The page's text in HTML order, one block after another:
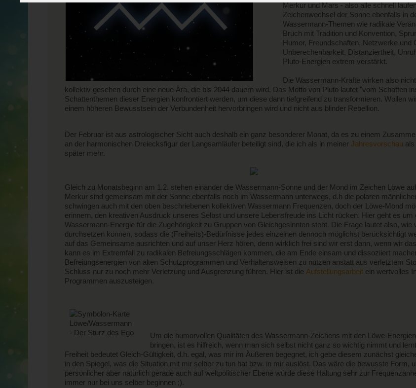
Merkur und Mars - also alle schnell
Zeichenwechsel der Sonne ebenfalls in
Wassermann-Themen wie radikale
Bruch mit Tradition und Konvention,
Humor, Freundschaften, Netzwerke und
Unberechenbarkeit, Distanziertheit,
Pluto-Energien extrem verstärkt.
Die Wassermann-Kräfte wirken also
kollektiv gesehen durch eine neue Ära, die bis 2044 dauern wird. Das Motto von Pluto lautet "vom Schatten
Schattenthemen dieser Energien konfrontiert werden, um diese dann tiefgreifend zu transformieren. Wollen
einem höheren Bewusstsein der Verbundenheit hervorbringen wird und nicht aus blinder Rebellion.
Der Februar ist aus astrologischer Sicht auch deshalb ein ganz besonderer Monat, da es zu einem
an der harmonischen Dreiecksfigur der Langsamläufer beteiligt sind, die ich als in meiner Jahresvorschau
später mehr.
Gleich zu Monatsbeginn am 1.2. stehen einander die Wassermann-Sonne und der Mond im Zeichen Löwe
Merkur sind gemeinsam mit der Sonne ebenfalls noch im Wassermann unterwegs, d.h die polaren
schwingen auch mit den oben beschriebenen kollektiven Wassermann Frequenzen, doch der Löwe-Mond
erinnern, den kreativen Ausdruck unseres Selbst und unsere Lebensfreude ins Licht rücken. Hier geht es
Wassermann-Energie für die Zugehörigkeit zu Gruppen von Gleichgesinnten steht. Die Frage lautet also, wie
durchsetzen können, sodass die (Freiheits)-Bedürfnisse jedes einzelnen dennoch möglichst berücksichtigt
auf das Gemeinsame ausrichten und auf unser Herz hören, denn wirklich frei sind wir erst dann, wenn wir
kann es im Extremfall zu radikalen Befreiungsschlägen kommen, die am Ende einsam und dissoziiert
Befreiungsenergien von alten Schutzprogrammen und Verhaltensweisen zu nutzen anstatt aus verletztem
Schluss nur zu noch mehr Verletzung und Ausgrenzung führen. Hier ist die Aufstellungsarbeit ein wertvolles
Programmen auszusteigen.
Um die humorvollen Qualitäten des Wassermann-Zeichens mit den Löwe-
bringen, ist es hilfreich, wenn man sich selbst nicht ganz so wichtig nimmt und
Freiheit bedeutet Gleich-Gültigkeit, d.h. egal, was mir im Äußeren begegnet, ich gebe diesem zunächst
in den Spiegel, was die Situation mit mir selber zu tun hat bzw. in mir auslöst. Das wäre die bewusste Form,
persönlicher aber natürlich gerade auch auf weltpolitischer Ebene würde diese Haltung sehr zur
immer nur bei uns selber beginnen ;).